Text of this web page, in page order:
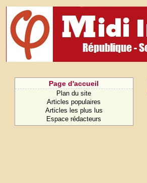
Page d'accueil
Plan du site
Articles populaires
Articles les plus lus
Espace rédacteurs